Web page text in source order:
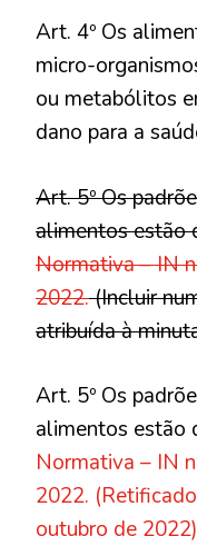
Art. 4º Os
micro-
ou metabólitos
dano para a
Art. 5º Os
alimentos estão
Normativa – IN
2022.(Incluir
atribuída à
Art. 5º Os
alimentos estão
Normativa – IN
2022.
outubro de 2022)